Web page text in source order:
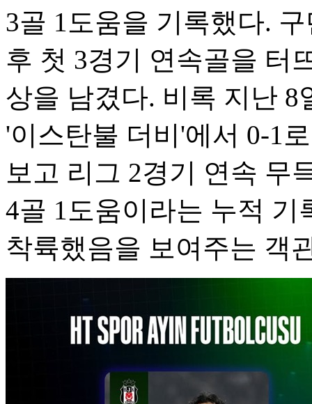
3골 1도움을 기록했다.
후 첫 3경기 연속골을 터
상을 남겼다. 비록 지난
'이스탄불 더비'에서 0-1
보고 리그 2경기 연속 무
4골 1도움이라는 누적
착륙했음을 보여주는 객